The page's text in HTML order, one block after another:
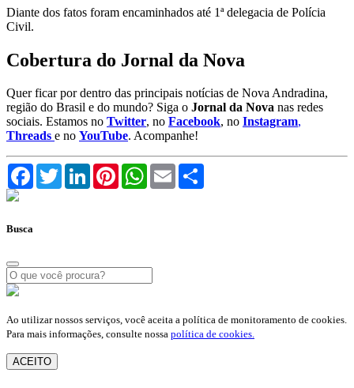
Diante dos fatos foram encaminhados até 1ª delegacia de Polícia
Civil.
Cobertura do Jornal da Nova
Quer ficar por dentro das principais notícias de Nova Andradina,
região do Brasil e do mundo? Siga o Jornal da Nova nas redes
sociais. Estamos no Twitter, no Facebook, no Instagram,
Threads e no YouTube. Acompanhe!
FacebookTwitterLinkedInPinterestWhatsApp
Email
Busca
Ao utilizar nossos serviços, você aceita a política de monitoramento de cookies.
Para mais informações, consulte nossa política de cookies.
ACEITO